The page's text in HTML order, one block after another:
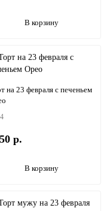
В корзину
на 23 февраля с печеньем
р.
В корзину